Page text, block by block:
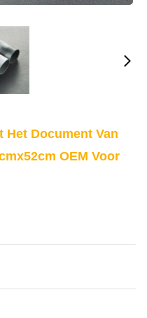
Het Document Van
OEM Voor